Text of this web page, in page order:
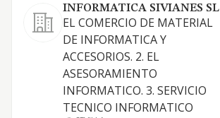
INFORMATICA SIVIANES SL
EL COMERCIO DE MATERIAL
DE INFORMATICA Y
ACCESORIOS. 2. EL
ASESORAMIENTO
INFORMATICO. 3. SERVICIO
TECNICO INFORMATICO